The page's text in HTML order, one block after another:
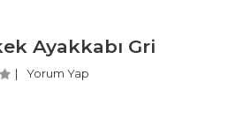
Ayakkabı Gri
Yorum Yap